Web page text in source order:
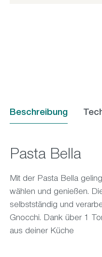
Beschreibung
Pasta Bella
Mit der Pasta Bella
wählen und genießen.
selbstständig und
Gnocchi. Dank über 1
aus deiner Küche